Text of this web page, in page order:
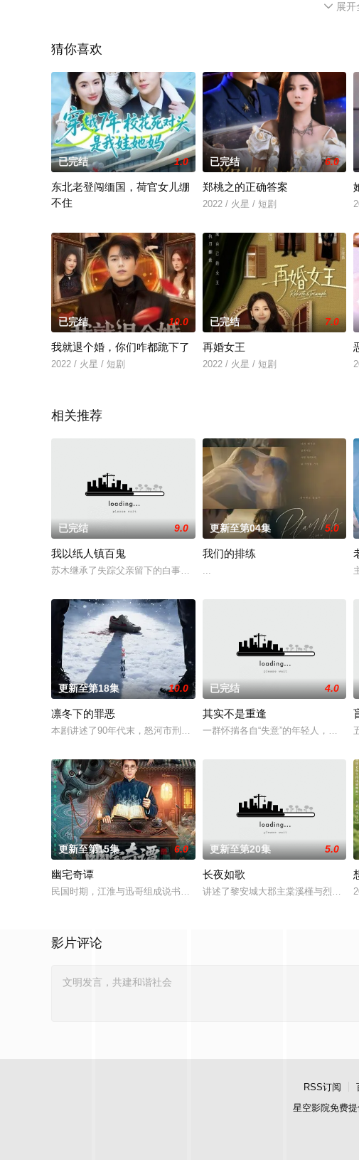
 展开
猜你喜欢
已完结 1.0
东北老登闯缅国，荷官女儿绷
不住
已完结 6.0
郑桃之的正确答案
2022 / 火星 / 短剧
已完结 10.0
我就退个婚，你们咋都跪下了
2022 / 火星 / 短剧
已完结 7.0
再婚女王
2022 / 火星 / 短剧
相关推荐
已完结 9.0
我以纸人镇百鬼
苏木继承了失踪父亲留下的白事馆，本想低调扎纸维生，却因一具流血的
更新至第04集 5.0
我们的排练
更新至第18集 10.0
凛冬下的罪恶
本剧讲述了90年代末，怒河市刑侦支队在无普及监控、无DNA鉴定技术的
已完结 4.0
其实不是重逢
一群怀揣各自“失意”的年轻人，在沿
更新至第15集 6.0
幽宅奇谭
民国时期，江淮与迅哥组成说书班子，偶遇“白天人住屋，晚上鬼占房”的阴
更新至第20集 5.0
长夜如歌
讲述了黎安城大郡主棠溪槿与烈云峥
影片评论
RSS订阅
星空影院免费